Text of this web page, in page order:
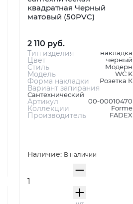
квадратная Черный
матовый (50PVC)
2 110 руб.
Тип изделия накладка
Цвет черный
Стиль Модерн
Модель WC K
Форма накладки Розетка К
Вариант запирания
Сантехнический
Артикул 00-00010470
Коллекции Forme
Производитель FADEX
Наличие: В наличии